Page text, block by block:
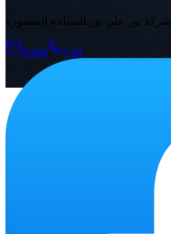
شركة نور علي نور للسياحة المنصورة
Email Call